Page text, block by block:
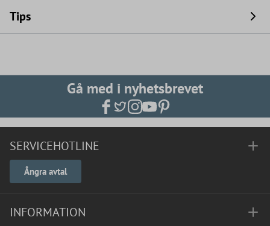
Tips
Gå med i nyhetsbrevet
SERVICEHOTLINE
Ångra avtal
INFORMATION